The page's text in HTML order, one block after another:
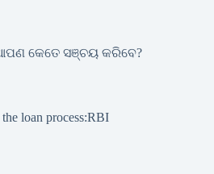
କେତେ ସଞ୍ଚୟ କରିବେ?
loan process:RBI